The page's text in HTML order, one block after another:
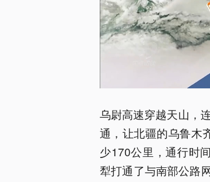
乌尉高速穿越天山，
通，让北疆的乌鲁木
少170公里，通行时
犁打通了与南部公路